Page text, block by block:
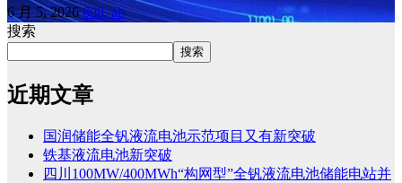
6 月 5, 2026808, ab
搜索
搜索
近期文章
国润储能全钒液流电池示范项目又有新突破
铁基液流电池新突破
四川100MW/400MWh“构网型”全钒液流电池储能电站并